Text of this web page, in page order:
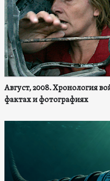
Август, 2008. Хронология
фактах и фотографиях